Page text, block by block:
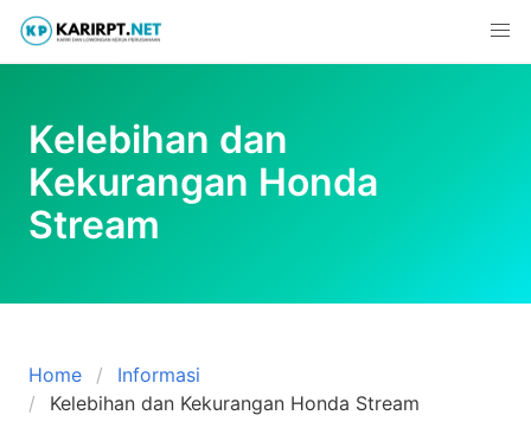
Skip
content
Kelebihan dan
Kekurangan Honda
Stream
Home
Informasi
Kelebihan dan Kekurangan Honda Stream